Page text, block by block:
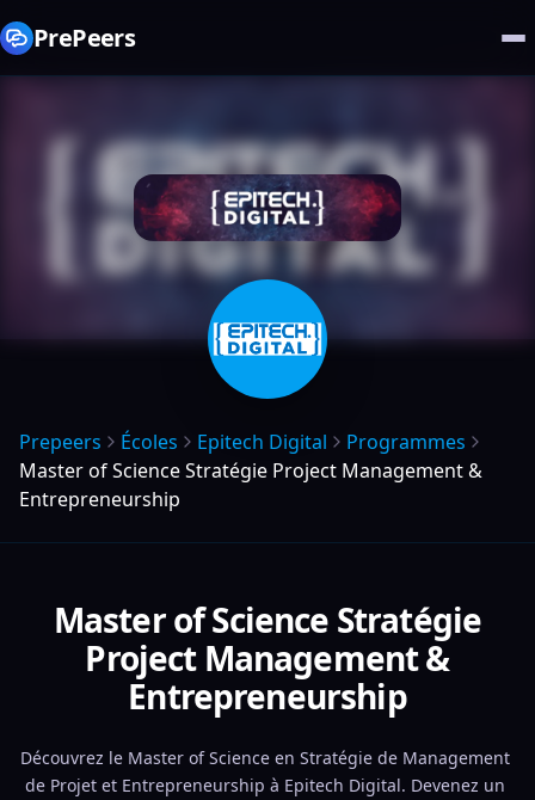
PrePeers
Prepeers Écoles Epitech Digital
Programmes
Master of Science Stratégie Project Management &
Entrepreneurship
Master of Science Stratégie
Project Management &
Entrepreneurship
Découvrez le Master of Science en Stratégie de Management
de Projet et Entrepreneurship à Epitech Digital. Devenez un